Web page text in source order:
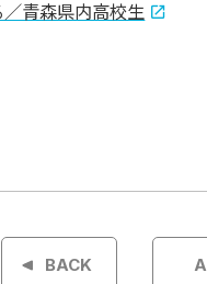
青森県内高校生
BACK